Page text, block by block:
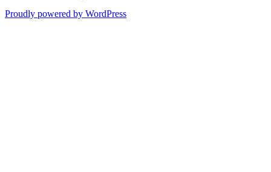
Proudly powered by WordPress